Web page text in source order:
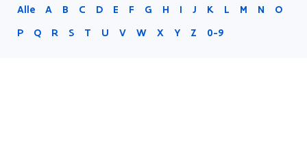
Alle A B C D E F G H I J K L M N
O
P
Q R S T U V W X Y Z 0-9